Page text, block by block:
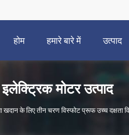
होम हमारे बारे में उत्पाद
इलेक्ट्रिक मोटर उत्पाद
खदान के लिए तीन चरण विस्फोट प्रूफ उच्च दक्षता